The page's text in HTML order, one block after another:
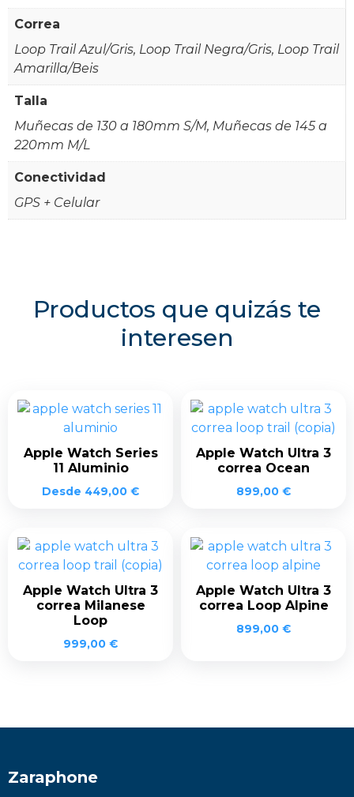
Correa
Loop Trail Azul/Gris, Loop Trail Negra/Gris, Loop Trail
Amarilla/Beis
Talla
Muñecas de 130 a 180mm S/M, Muñecas de 145 a
220mm M/L
Conectividad
GPS + Celular
Productos que quizás te
interesen
Apple Watch Series
11 Aluminio
Desde 449,00 €
Apple Watch Ultra 3
correa Ocean
899,00 €
Apple Watch Ultra 3
correa Milanese
Loop
999,00 €
Apple Watch Ultra 3
correa Loop Alpine
899,00 €
Zaraphone